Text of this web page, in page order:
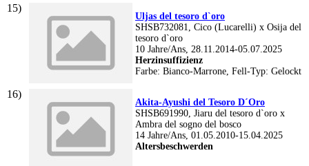
Uljas del tesoro d`oro
SHSB732081, Cico (Lucarelli) x Osija del
tesoro d`oro
10 Jahre/Ans, 28.11.2014-05.07.2025
Herzinsuffizienz
Farbe: Bianco-Marrone, Fell-Typ: Gelockt
Akita-Ayushi del Tesoro D´Oro
SHSB691990, Jiaru del tesoro d`oro x
Ambra del sogno del bosco
14 Jahre/Ans, 01.05.2010-15.04.2025
Altersbeschwerden